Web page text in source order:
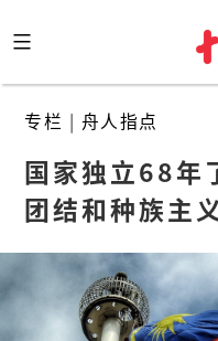
to
content
专栏 | 舟人指点
国家独立68年
团结和种族主